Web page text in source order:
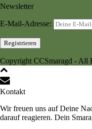
Newsletter
E-Mail-Adresse:
Copyright CCSmaragd - All
Kontakt
Wir freuen uns auf Deine
darauf reagieren. Dein